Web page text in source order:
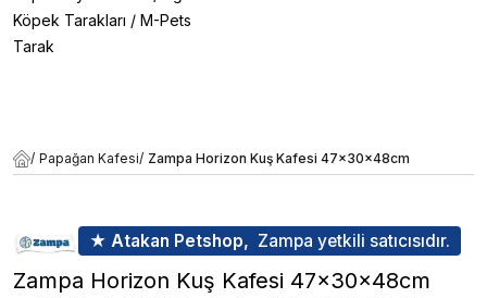
Köpek Tarakları / M-Pets
Tarak
/ Papağan Kafesi/ Zampa Horizon Kuş Kafesi 47x30x48cm
★ Atakan Petshop, Zampa yetkili satıcısıdır.
Zampa Horizon Kuş Kafesi 47x30x48cm